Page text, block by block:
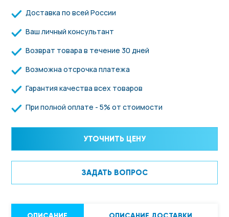
Доставка по всей России
Ваш личный консультант
Возврат товара в течение 30 дней
Возможна отсрочка платежа
Гарантия качества всех товаров
При полной оплате - 5% от стоимости
УТОЧНИТЬ ЦЕНУ
ЗАДАТЬ ВОПРОС